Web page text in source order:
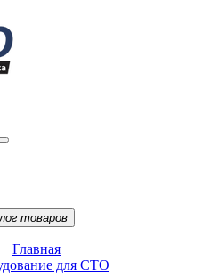
товаров
Главная
для CTO